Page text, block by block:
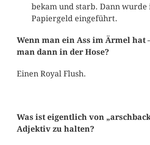
bekam und starb. Dann wurde
Papiergeld eingeführt.
Wenn man ein Ass im Ärmel hat
man dann in der Hose?
Einen Royal Flush.
Was ist eigentlich von
Adjektiv zu halten?